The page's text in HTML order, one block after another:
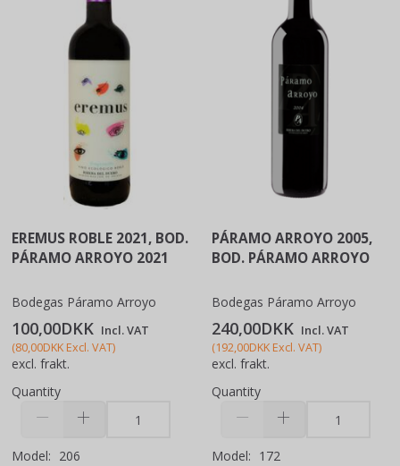
EREMUS ROBLE 2021, BOD.
PÁRAMO ARROYO 2021
Bodegas Páramo Arroyo
100,00DKK Incl. VAT
(80,00DKK Excl. VAT)
excl. frakt.
Quantity
Model: 206
PÁRAMO ARROYO 2005,
BOD. PÁRAMO ARROYO
Bodegas Páramo Arroyo
240,00DKK Incl. VAT
(192,00DKK Excl. VAT)
excl. frakt.
Quantity
Model: 172